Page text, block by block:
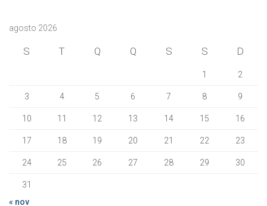
agosto 2026
S T Q Q S S D
1 2
3 4 5 6 7 8 9
10 11 12 13 14 15 16
17 18 19 20 21 22 23
24 25 26 27 28 29 30
31
« nov